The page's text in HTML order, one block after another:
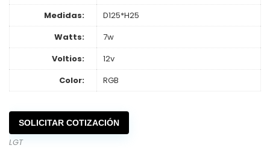
Medidas:
D125*H25
Watts:
7w
Voltios:
12v
Color:
‎RGB
SOLICITAR COTIZACIÓN
LGT